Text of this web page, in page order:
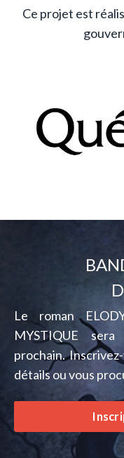
Ce projet est
Le roman
MYSTIQUE
prochain.
détails ou vous